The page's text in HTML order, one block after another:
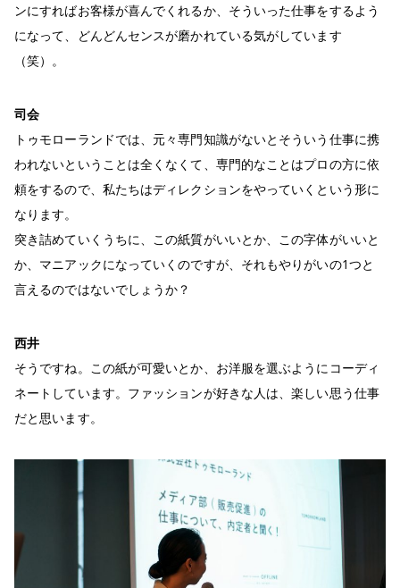
ンにすればお客様が喜んでくれるか、そういった仕事をするよう
になって、どんどんセンスが磨かれている気がしています
（笑）。
司会
トゥモローランドでは、元々専門知識がないとそういう仕事に携
われないということは全くなくて、専門的なことはプロの方に依
頼をするので、私たちはディレクションをやっていくという形に
なります。
突き詰めていくうちに、この紙質がいいとか、この字体がいいと
か、マニアックになっていくのですが、それもやりがいの1つと
言えるのではないでしょうか？
西井
そうですね。この紙が可愛いとか、お洋服を選ぶようにコーディ
ネートしています。ファッションが好きな人は、楽しい思う仕事
だと思います。